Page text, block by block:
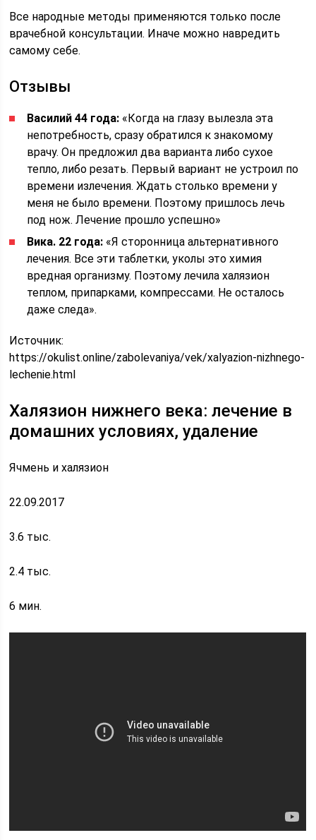
Все народные методы применяются только после
врачебной консультации. Иначе можно навредить
самому себе.
Отзывы
Василий 44 года: «Когда на глазу вылезла эта
непотребность, сразу обратился к знакомому
врачу. Он предложил два варианта либо сухое
тепло, либо резать. Первый вариант не устроил по
времени излечения. Ждать столько времени у
меня не было времени. Поэтому пришлось лечь
под нож. Лечение прошло успешно»
Вика. 22 года: «Я сторонница альтернативного
лечения. Все эти таблетки, уколы это химия
вредная организму. Поэтому лечила халязион
теплом, припарками, компрессами. Не осталось
даже следа».
Источник:
https://okulist.online/zabolevaniya/vek/xalyazion-nizhnego-
lechenie.html
Халязион нижнего века: лечение в
домашних условиях, удаление
Ячмень и халязион
22.09.2017
3.6 тыс.
2.4 тыс.
6 мин.